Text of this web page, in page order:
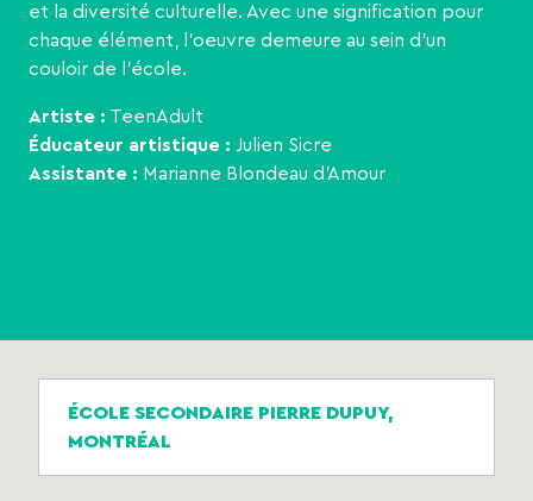
et la diversité culturelle. Avec une signification pour
chaque élément, l’oeuvre demeure au sein d’un
couloir de l’école.
Artiste : TeenAdult
Éducateur artistique : Julien Sicre
Assistante : Marianne Blondeau d’Amour
ÉCOLE SECONDAIRE PIERRE DUPUY,
MONTRÉAL